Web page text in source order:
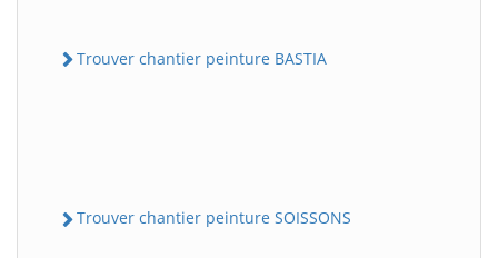
Trouver chantier peinture BASTIA
Trouver chantier peinture SOISSONS